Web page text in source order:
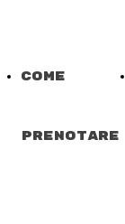
Come
prenotare